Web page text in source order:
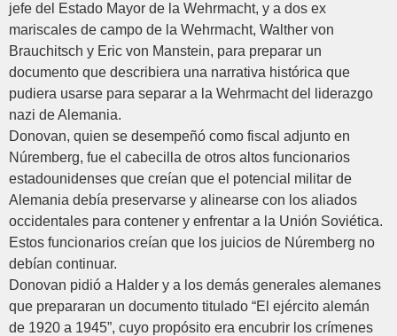
jefe del Estado Mayor de la Wehrmacht, y a dos ex
mariscales de campo de la Wehrmacht, Walther von
Brauchitsch y Eric von Manstein, para preparar un
documento que describiera una narrativa histórica que
pudiera usarse para separar a la Wehrmacht del liderazgo
nazi de Alemania.
Donovan, quien se desempeñó como fiscal adjunto en
Núremberg, fue el cabecilla de otros altos funcionarios
estadounidenses que creían que el potencial militar de
Alemania debía preservarse y alinearse con los aliados
occidentales para contener y enfrentar a la Unión Soviética.
Estos funcionarios creían que los juicios de Núremberg no
debían continuar.
Donovan pidió a Halder y a los demás generales alemanes
que prepararan un documento titulado “El ejército alemán
de 1920 a 1945”, cuyo propósito era encubrir los crímenes